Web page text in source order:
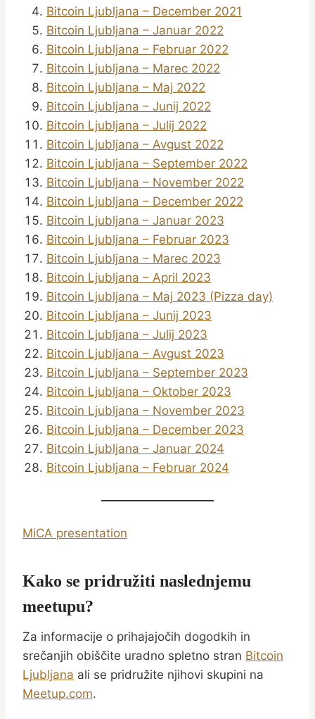
Bitcoin Ljubljana – December 2021
Bitcoin Ljubljana – Januar 2022
Bitcoin Ljubljana – Februar 2022
Bitcoin Ljubljana – Marec 2022
Bitcoin Ljubljana – Maj 2022
Bitcoin Ljubljana – Junij 2022
Bitcoin Ljubljana – Julij 2022
Bitcoin Ljubljana – Avgust 2022
Bitcoin Ljubljana – September 2022
Bitcoin Ljubljana – November 2022
Bitcoin Ljubljana – December 2022
Bitcoin Ljubljana – Januar 2023
Bitcoin Ljubljana – Februar 2023
Bitcoin Ljubljana – Marec 2023
Bitcoin Ljubljana – April 2023
Bitcoin Ljubljana – Maj 2023 (Pizza day)
Bitcoin Ljubljana – Junij 2023
Bitcoin Ljubljana – Julij 2023
Bitcoin Ljubljana – Avgust 2023
Bitcoin Ljubljana – September 2023
Bitcoin Ljubljana – Oktober 2023
Bitcoin Ljubljana – November 2023
Bitcoin Ljubljana – December 2023
Bitcoin Ljubljana – Januar 2024
Bitcoin Ljubljana – Februar 2024
MiCA presentation
Kako se pridružiti naslednjemu
meetupu?
Za informacije o prihajajočih dogodkih in
srečanjih obiščite uradno spletno stran Bitcoin
Ljubljana ali se pridružite njihovi skupini na
Meetup.com.